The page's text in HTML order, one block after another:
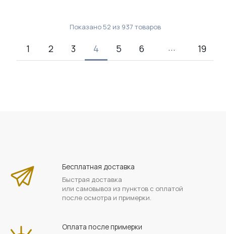
Показано 52 из 937 товаров
1 2 3 4 5 6 19
Бесплатная доставка
Быстрая доставка
или самовывоз из пунктов с оплатой
после осмотра и примерки.
Оплата после примерки